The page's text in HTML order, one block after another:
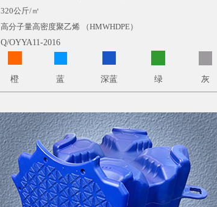
320公斤/㎡
高分子量高密度聚乙烯 （HMWHDPE）
Q/OYYA11-2016
橙
蓝 深蓝 绿 灰